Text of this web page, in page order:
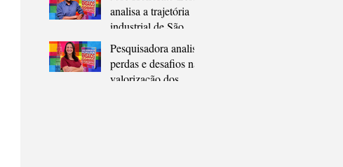
resistência em São
Gonçalo durante a
analisa a trajetória
industrial de São
Gonçalo como
chave para
compreender a
Pesquisadora analisa
perdas e desafios na
valorização dos